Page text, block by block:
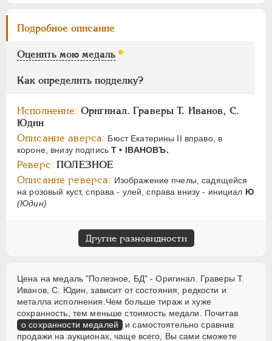
Подробное описание
Оценить мою медаль
Как определить подделку?
Исполнение: Оригинал. Граверы Т. Иванов, С.
Юдин
Описание аверса: Бюст Екатерины II вправо, в
короне, внизу подписьТ • IBAHOBЪ.
Реверс: ПОЛЕЗНОЕ
Описание реверса: Изображение пчелы, садящейся
на розовый куст, справа - улей, справа внизу - инициал Ю
(Юдин)
Другие разновидности
Цена на медаль "Полезное, БД" - Оригинал. Граверы Т.
Иванов, С. Юдин, зависит от состояния, редкости и
металла исполнения.Чем больше тираж и хуже
сохранность, тем меньше стоимость медали. Почитав
о сохранности медалей и самостоятельно сравнив
продажи на аукционах, чаще всего, Вы сами сможете
ПАВЕЛ I
АЛЕКСАНДР I 1801-1825
АЛЕКСАНДР II
1855-1881
АЛЕКСАНДР III 1881-1894
НИКОЛАЙ II
СЕРИИ МЕДАЛЕЙ 1600-1881